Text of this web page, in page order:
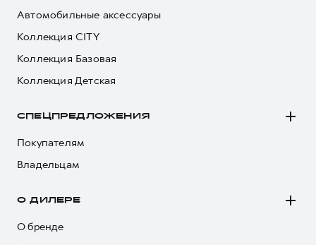
Автомобильные аксессуары
Коллекция CITY
Коллекция Базовая
Коллекция Детская
СПЕЦПРЕДЛОЖЕНИЯ
Покупателям
Владельцам
О ДИЛЕРЕ
О бренде